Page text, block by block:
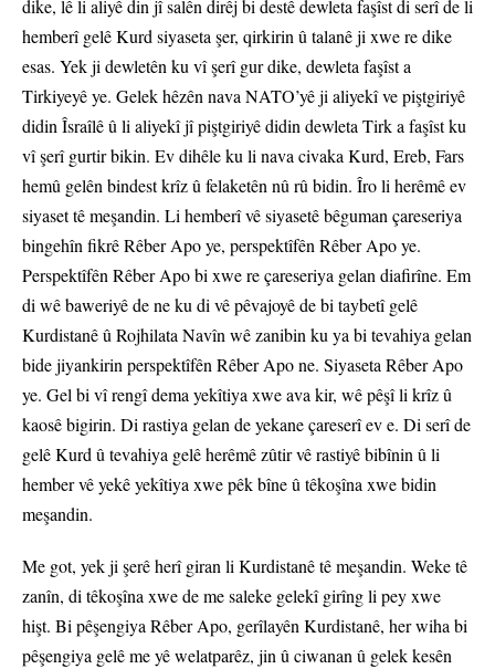
dike, lê li aliyê din jî salên dirêj bi destê dewleta faşîst di serî de li
hemberî gelê Kurd siyaseta şer, qirkirin û talanê ji xwe re dike
esas. Yek ji dewletên ku vî şerî gur dike, dewleta faşîst a
Tirkiyeyê ye. Gelek hêzên nava NATO’yê ji aliyekî ve piştgiriyê
didin Îsraîlê û li aliyekî jî piştgiriyê didin dewleta Tirk a faşîst ku
vî şerî gurtir bikin. Ev dihêle ku li nava civaka Kurd, Ereb, Fars
hemû gelên bindest krîz û felaketên nû rû bidin. Îro li herêmê ev
siyaset tê meşandin. Li hemberî vê siyasetê bêguman çareseriya
bingehîn fikrê Rêber Apo ye, perspektîfên Rêber Apo ye.
Perspektîfên Rêber Apo bi xwe re çareseriya gelan diafirîne. Em
di wê baweriyê de ne ku di vê pêvajoyê de bi taybetî gelê
Kurdistanê û Rojhilata Navîn wê zanibin ku ya bi tevahiya gelan
bide jiyankirin perspektîfên Rêber Apo ne. Siyaseta Rêber Apo
ye. Gel bi vî rengî dema yekîtiya xwe ava kir, wê pêşî li krîz û
kaosê bigirin. Di rastiya gelan de yekane çareserî ev e. Di serî de
gelê Kurd û tevahiya gelê herêmê zûtir vê rastiyê bibînin û li
hember vê yekê yekîtiya xwe pêk bîne û têkoşîna xwe bidin
meşandin.
Me got, yek ji şerê herî giran li Kurdistanê tê meşandin. Weke tê
zanîn, di têkoşîna xwe de me saleke gelekî girîng li pey xwe
hişt. Bi pêşengiya Rêber Apo, gerîlayên Kurdistanê, her wiha bi
pêşengiya gelê me yê welatparêz, jin û ciwanan û gelek kesên